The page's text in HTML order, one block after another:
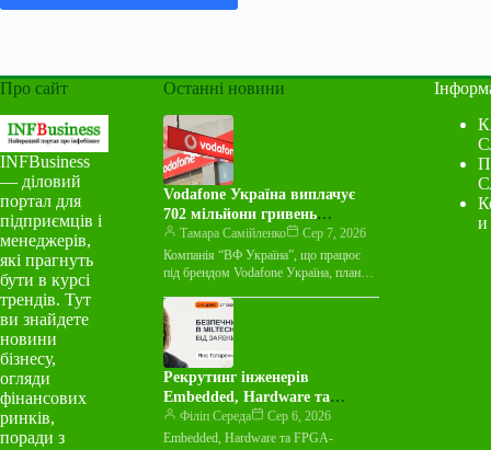
Про сайт
INFBusiness
— діловий
портал для
підприємців і
менеджерів,
які прагнуть
бути в курсі
трендів. Тут
ви знайдете
новини
бізнесу,
огляди
фінансових
ринків,
поради з
Останні новини
Vodafone Україна виплачує
702 мільйони гривень
дивідендів
Тамара Самійленко
Сер 7, 2026
Компанія “ВФ Україна”, що працює
під брендом Vodafone Україна, планує
мільйони гривень дивідендів за
рахунок чистого…
Рекрутинг інженерів
Embedded, Hardware та
FPGA: детальний посібник
Філіп Середа
Сер 6, 2026
Embedded, Hardware та FPGA-
и